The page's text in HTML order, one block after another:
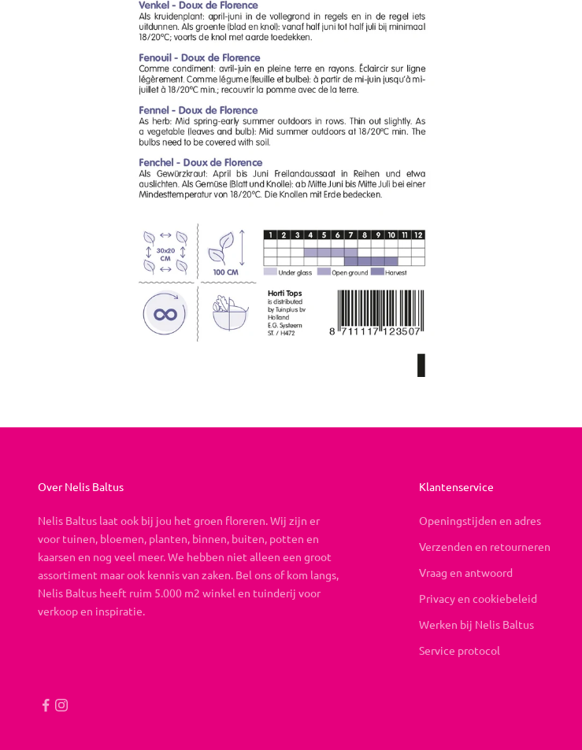
Over Nelis Baltus
Nelis Baltus laat ook bij jou het groen floreren. Wij zijn er
voor tuinen, bloemen, planten, binnen, buiten, potten en
kaarsen en nog veel meer. We hebben niet alleen een groot
assortiment maar ook kennis van zaken. Bel ons of kom langs,
Nelis Baltus heeft ruim 5.000 m2 winkel en tuinderij voor
verkoop en inspiratie.
Klantenservice
Openingstijden en adres
Verzenden en retourneren
Vraag en antwoord
Privacy en cookiebeleid
Werken bij Nelis Baltus
Service protocol